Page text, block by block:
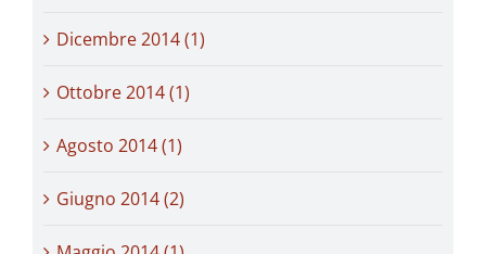
Dicembre 2014 (1)
Ottobre 2014 (1)
Agosto 2014 (1)
Giugno 2014 (2)